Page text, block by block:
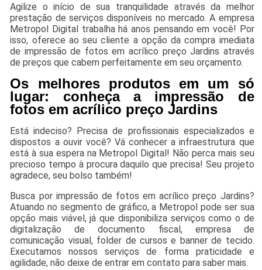
Agilize o início de sua tranquilidade através da melhor
prestação de serviços disponíveis no mercado. A empresa
Metropol Digital trabalha há anos pensando em você! Por
isso, oferece ao seu cliente a opção da compra imediata
de impressão de fotos em acrílico preço Jardins através
de preços que cabem perfeitamente em seu orçamento.
Os melhores produtos em um só
lugar: conheça a impressão de
fotos em acrílico preço Jardins
Está indeciso? Precisa de profissionais especializados e
dispostos a ouvir você? Vá conhecer a infraestrutura que
está à sua espera na Metropol Digital! Não perca mais seu
precioso tempo à procura daquilo que precisa! Seu projeto
agradece, seu bolso também!
Busca por impressão de fotos em acrílico preço Jardins?
Atuando no segmento de gráfico, a Metropol pode ser sua
opção mais viável, já que disponibiliza serviços como o de
digitalização de documento fiscal, empresa de
comunicação visual, folder de cursos e banner de tecido.
Executamos nossos serviços de forma praticidade e
agilidade, não deixe de entrar em contato para saber mais.